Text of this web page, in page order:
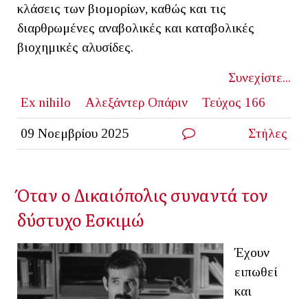
κλάσεις των βιομορίων, καθώς και τις
διαρθρωμένες αναβολικές και καταβολικές
βιοχημικές αλυσίδες.
Συνεχίστε...
Ex nihilo
Αλεξάντερ Οπάριν Τεύχος 166
09 Νοεμβρίου 2025 Στήλες
Όταν ο Δικαιόπολις συναντά τον
δύστυχο Εσκιμώ
Έχουν
ειπωθεί
και